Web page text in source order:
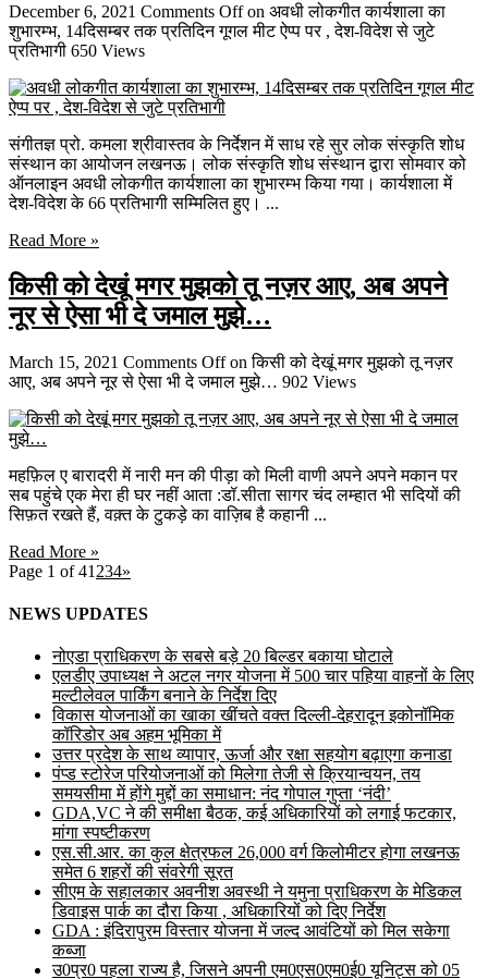
December 6, 2021 Comments Offon अवधी लोकगीत कार्यशाला का
शुभारम्भ, 14दिसम्बर तक प्रतिदिन गूगल मीट ऐप्प पर , देश-विदेश से जुटे
प्रतिभागी 650 Views
संगीतज्ञ प्रो. कमला श्रीवास्तव के निर्देशन में साध रहे सुर लोक संस्कृति शोध
संस्थान का आयोजन लखनऊ। लोक संस्कृति शोध संस्थान द्वारा सोमवार को
ऑनलाइन अवधी लोकगीत कार्यशाला का शुभारम्भ किया गया। कार्यशाला में
देश-विदेश के 66 प्रतिभागी सम्मिलित हुए। ...
Read More »
किसी को देखूं मगर मुझको तू नज़र आए, अब अपने
नूर से ऐसा भी दे जमाल मुझे…
March 15, 2021 Comments Offon किसी को देखूं मगर मुझको तू नज़र
आए, अब अपने नूर से ऐसा भी दे जमाल मुझे… 902 Views
महफ़िल ए बारादरी में नारी मन की पीड़ा को मिली वाणी अपने अपने मकान पर
सब पहुंचे एक मेरा ही घर नहीं आता :डॉ.सीता सागर चंद लम्हात भी सदियों की
सिफ़त रखते हैं, वक़्त के टुकड़े का वाज़िब है कहानी ...
Read More »
Page 1 of 41 234»
NEWS UPDATES
नोएडा प्राधिकरण के सबसे बड़े 20 बिल्डर बकाया घोटाले
एलडीए उपाध्यक्ष ने अटल नगर योजना में 500 चार पहिया वाहनों के लिए
मल्टीलेवल पार्किंग बनाने के निर्देश दिए
विकास योजनाओं का खाका खींचते वक्त दिल्ली-देहरादून इकोनॉमिक
कॉरिडोर अब अहम भूमिका में
उत्तर प्रदेश के साथ व्यापार, ऊर्जा और रक्षा सहयोग बढ़ाएगा कनाडा
पंप्ड स्टोरेज परियोजनाओं को मिलेगा तेजी से क्रियान्वयन, तय
समयसीमा में होंगे मुद्दों का समाधान: नंद गोपाल गुप्ता ‘नंदी’
GDA,VC ने की समीक्षा बैठक, कई अधिकारियों को लगाई फटकार,
मांगा स्पष्टीकरण
एस.सी.आर. का कुल क्षेत्रफल 26,000 वर्ग किलोमीटर होगा लखनऊ
समेत 6 शहरों की संवरेगी सूरत
सीएम के सहालकार अवनीश अवस्थी ने यमुना प्राधिकरण के मेडिकल
डिवाइस पार्क का दौरा किया , अधिकारियों को दिए निर्देश
GDA : इंदिरापुरम विस्तार योजना में जल्द आवंटियों को मिल सकेगा
कब्जा
उ0प्र0 पहला राज्य है, जिसने अपनी एम0एस0एम0ई0 यूनिट्स को 05